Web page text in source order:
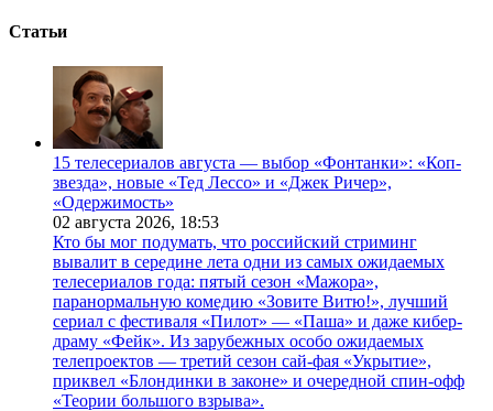
Статьи
15 телесериалов августа — выбор «Фонтанки»: «Коп-
звезда», новые «Тед Лессо» и «Джек Ричер»,
«Одержимость»
02 августа 2026, 18:53
Кто бы мог подумать, что российский стриминг
вывалит в середине лета одни из самых ожидаемых
телесериалов года: пятый сезон «Мажора»,
паранормальную комедию «Зовите Витю!», лучший
сериал с фестиваля «Пилот» — «Паша» и даже кибер-
драму «Фейк». Из зарубежных особо ожидаемых
телепроектов — третий сезон сай-фая «Укрытие»,
приквел «Блондинки в законе» и очередной спин-офф
«Теории большого взрыва».